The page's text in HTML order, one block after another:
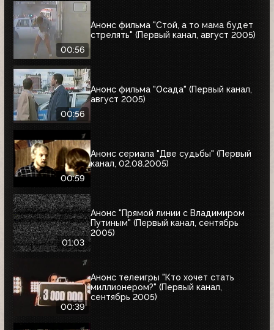
00:56
Анонс фильма "Стой, а то мама будет
стрелять" (Первый канал, август 2005)
00:56
Анонс фильма "Осада" (Первый канал,
август 2005)
00:59
Анонс сериала "Две судьбы" (Первый
канал, 02.08.2005)
01:03
Анонс "Прямой линии с Владимиром
Путиным" (Первый канал, сентябрь
2005)
00:39
Анонс телеигры "Кто хочет стать
миллионером?" (Первый канал,
сентябрь 2005)